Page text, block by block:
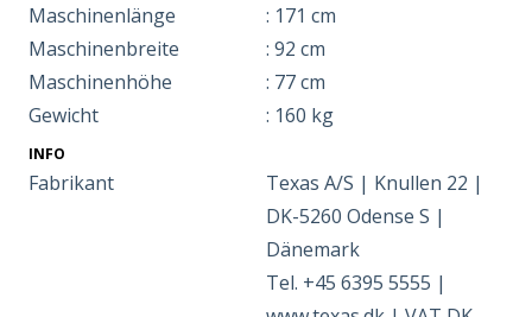
Maschinenlänge
: 171 cm
Maschinenbreite
: 92 cm
Maschinenhöhe
: 77 cm
Gewicht
: 160 kg
INFO
Fabrikant
Texas A/S | Knullen 22 |
DK-5260 Odense S |
Dänemark
Tel. +45 6395 5555 |